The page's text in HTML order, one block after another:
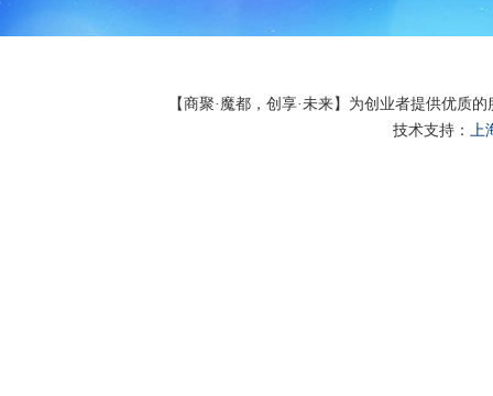
【商聚·魔都，创享·未来】为创业者提供优质
技术支持： 上